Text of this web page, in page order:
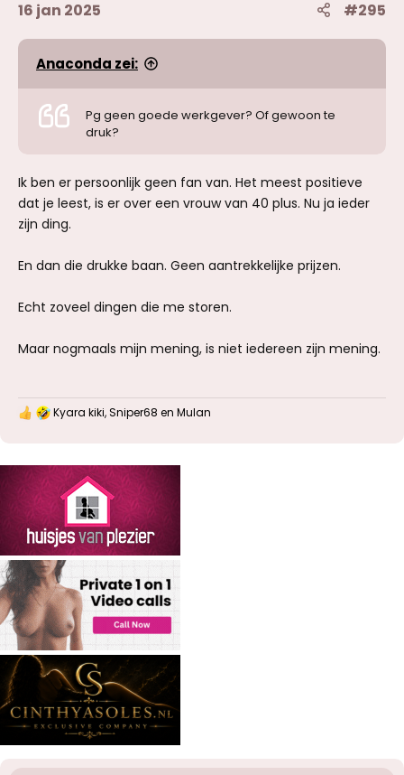
16 jan 2025 #295
Anaconda zei:
Pg geen goede werkgever? Of gewoon te
druk?
Ik ben er persoonlijk geen fan van. Het meest positieve
dat je leest, is er over een vrouw van 40 plus. Nu ja ieder
zijn ding.
En dan die drukke baan. Geen aantrekkelijke prijzen.
Echt zoveel dingen die me storen.
Maar nogmaals mijn mening, is niet iedereen zijn mening.
W
r
e
n
e
n
:
Kyara kiki,Sniper68 en Mulan